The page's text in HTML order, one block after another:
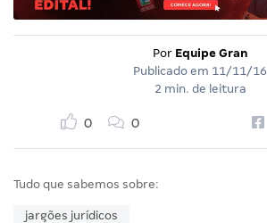
Por Equipe Gran
Publicado em 11/11/16
2 min. de leitura
0 0
Tudo que sabemos sobre:
jargões jurídicos